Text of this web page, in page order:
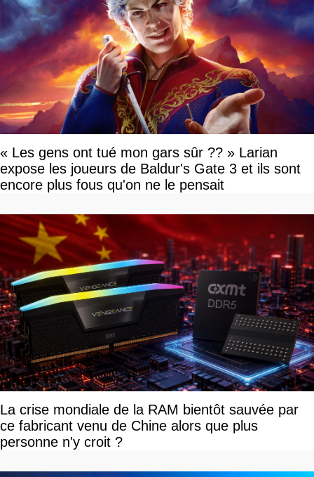
« Les gens ont tué mon gars sûr ?? » Larian
expose les joueurs de Baldur's Gate 3 et ils sont
encore plus fous qu'on ne le pensait
La crise mondiale de la RAM bientôt sauvée par
ce fabricant venu de Chine alors que plus
personne n'y croit ?